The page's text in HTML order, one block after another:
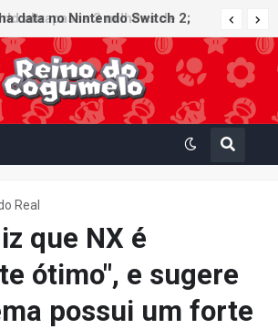
data no Nintendo Switch 2;
Up receberá atualização
Real
que NX é
ótimo", e sugere
possui um forte